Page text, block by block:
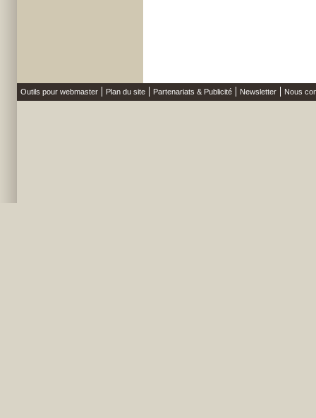
Outils pour webmaster Plan du site Partenariats & Publicité Newsletter Nous